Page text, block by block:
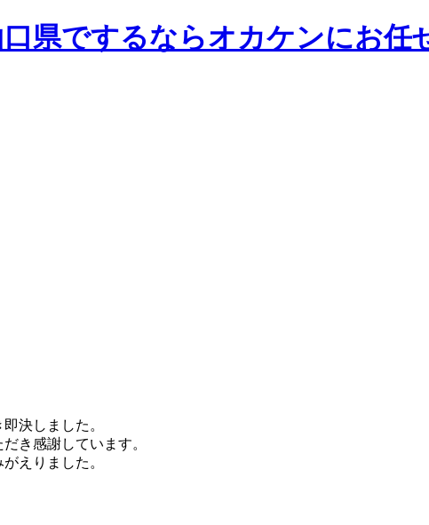
決しました。
き感謝しています。
えりました。